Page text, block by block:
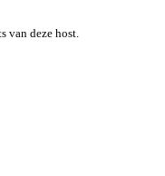
van deze host.